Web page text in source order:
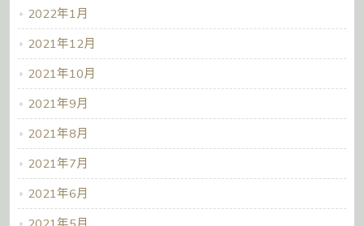
2022年1月
2021年12月
2021年10月
2021年9月
2021年8月
2021年7月
2021年6月